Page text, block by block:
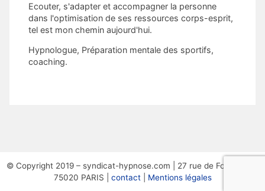
Ecouter, s'adapter et accompagner la personne
dans l'optimisation de ses ressources corps-esprit,
tel est mon chemin aujourd'hui.
Hypnologue, Préparation mentale des sportifs,
coaching.
© Copyright 2019 – syndicat-hypnose.com | 27 rue de Fontarabie,
75020 PARIS | contact| Mentions légales